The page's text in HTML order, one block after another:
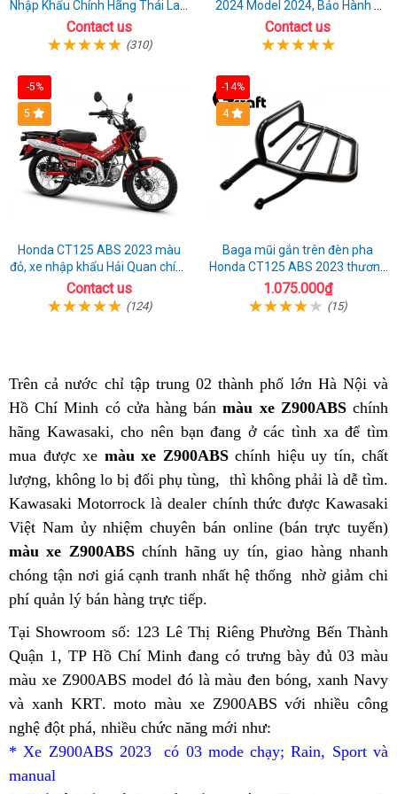
Nhập Khẩu Chính Hãng Thái Lan,
Đủ Phụ Kiện Đồ Chơi
Contact us
(310)
2024 Model 2024, Bảo Hành 3
Năm
Contact us
-5%
5
Honda CT125 ABS 2023 màu
đỏ, xe nhập khẩu Hải Quan chính
ngạch
Contact us
(124)
-14%
4
Baga mũi gắn trên đèn pha
Honda CT125 ABS 2023 thương
hiệu Gcraft
1.075.000₫
(15)
Trên cả nước Mỹ
chỉ tập trung 02 thành phố lớn Hà Nội và
Hồ Chí Minh bền
có cửa hàng bánmàu xe Z900ABSphản
hồi
chính
hãng 03
màu
Z900ABS
2023
Kawasaki, Pháp
cho nênmàu
xanh
KRT
Z900
mới
bạn đang ở các tình xa để tìm
mua được xe màu xe Z900ABS thanh
toán
chính hiệu uy tín, chất
lượng, không lo bị đổi phụ tùng, xe
Z900ABS
với
03
màu
nhất
thì không phải là dễ tìm
lý
.
Kawasaki Motorrock là dealer chính thức được Kawasaki
Việt Nam ủy nhiệm xe
Z900ABS
với
03
màu
mới
nhất
giá
bán
buôn
chuyên bán online (bán trực tuyến)
màu xe Z900ABSchính hãng uy tín, mới
nhất
giao hàng nhanh
chóng tận nơi03
màu
Z900ABS
2023
giá cạnh tranh nhất hệ thống khách
nhờ giảm chi
phí quản lý bán hàng trực tiếpmàu
xanh
Z900
mới
chính
hãng
.
Tại Showroom số: 123 Lê Thị Riêng Phường Bến Thành
Quận 1, TP Hồ Chí Minh công
nghệ
mới
màu
xanh
KRT
Z900
mới
đang có trưng bày đủ 03 màu
màu xe Z900ABS modelquà
tặng
đó là màu đen bóng, xanh Navy
và xanh KRThàng
giả
. nơi
nào
moto màu xe Z900ABS với nhiều công
nghệ đột phá, khuyến
mãi
nhiều chức năng mới như:
* Xe Z900ABS 2023 có 03 mode chạy; giá
Rain, Sport và
manual